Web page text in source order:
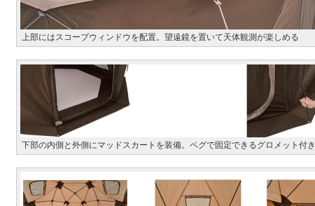
上部にはスコープウィンドウを配置。望遠鏡を置いて天体観測が楽しめる
下部の内側と外側にマッドスカートを装備。ペグで固定できるグロメット付き